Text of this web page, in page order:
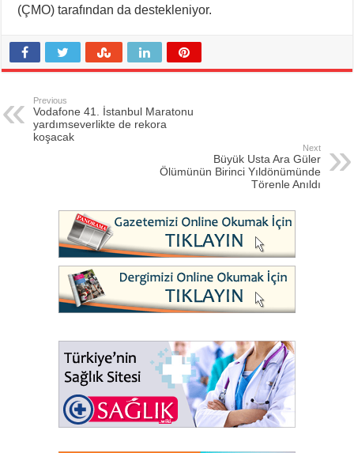
(ÇMO) tarafından da destekleniyor.
Previous
Vodafone 41. İstanbul Maratonu
yardımseverlikte de rekora
koşacak
Next
Büyük Usta Ara Güler
Ölümünün Birinci Yıldönümünde
Törenle Anıldı